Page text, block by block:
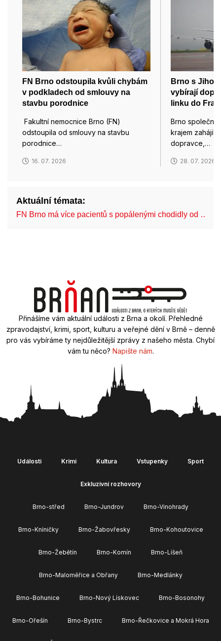
FN Brno odstoupila kvůli chybám
v podkladech od smlouvy na
stavbu porodnice
Fakultní nemocnice Brno (FN)
odstoupila od smlouvy na stavbu
porodnice…
16. 07. 2026
Brno s
vybírají
linku do
Brno společně
krajem
dopravce,…
28. 07. 2026
Aktuální témata:
FN Brno má více pacientů s popálenými chodidly od …
Přinášíme vám aktuální události z Brna a okolí. Přehledné
zpravodajství, krimi, sport, kulturu a veřejné dění v Brně – denně
pro vás vybíráme ty nejdůležitější zprávy z našeho města. Chybí
vám tu něco? Napište nám.
Události Krimi Kultura Vstupenky Sport
Exkluzivní rozhovory
Brno-střed Brno-Jundrov Brno-Vinohrady
Brno-Kníničky Brno-Žabovřesky Brno-Kohoutovice
Brno-Žebětín Brno-Komín Brno-Líšeň
Brno-Maloměřice a Obřany Brno-Medlánky
Brno-Bohunice Brno-Nový Lískovec Brno-Bosonohy
Brno-Ořešín Brno-Bystrc Brno-Řečkovice a Mokrá Hora